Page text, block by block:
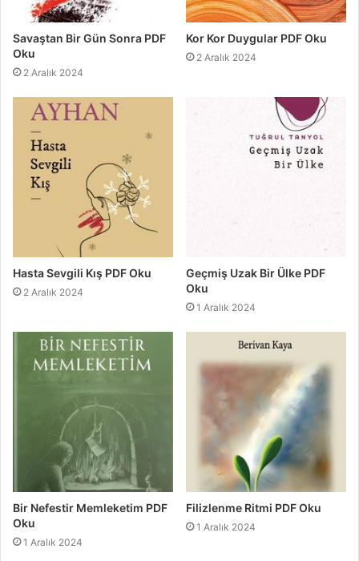
Savaştan Bir Gün Sonra PDF
Oku
2 Aralık 2024
Kor Kor Duygular PDF Oku
2 Aralık 2024
Hasta Sevgili Kış PDF Oku
2 Aralık 2024
Geçmiş Uzak Bir Ülke PDF
Oku
1 Aralık 2024
Bir Nefestir Memleketim PDF
Oku
1 Aralık 2024
Filizlenme Ritmi PDF Oku
1 Aralık 2024